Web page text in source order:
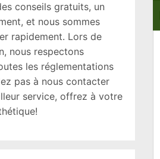
conseils gratuits, un
et nous sommes
rapidement. Lors de
nous respectons
les réglementations
pas à nous contacter
service, offrez à votre